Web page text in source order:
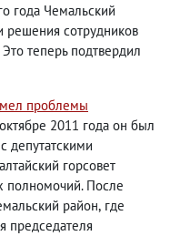
года Чемальский
решения сотрудников
теперь подтвердил
проблемы
2011 года он был
депутатскими
горсовет
полномочий. После
район, где
председателя